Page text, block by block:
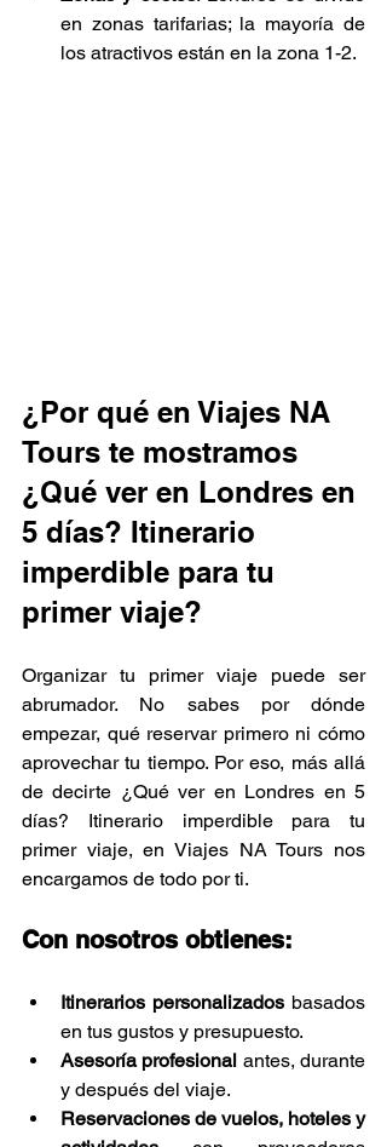
en zonas tarifarias; la mayoría de
los atractivos están en la zona 1-2.
¿Por qué en Viajes NA
Tours te mostramos
¿Qué ver en Londres en
5 días? Itinerario
imperdible para tu
primer viaje?
Organizar tu primer viaje puede ser
abrumador. No sabes por dónde
empezar, qué reservar primero ni cómo
aprovechar tu tiempo. Por eso, más allá
de decirte ¿Qué ver en Londres en 5
días? Itinerario imperdible para tu
primer viaje, en Viajes NA Tours nos
encargamos de todo por ti.
Con nosotros obtienes:
Itinerarios personalizados basados
en tus gustos y presupuesto.
Asesoría profesional antes, durante
y después del viaje.
Reservaciones de vuelos, hoteles y